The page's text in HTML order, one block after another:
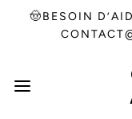
🤠BESOIN